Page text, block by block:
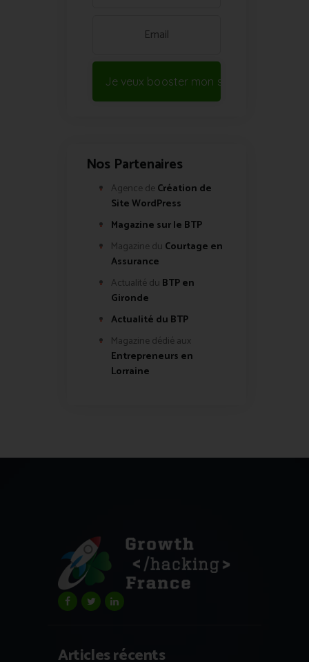
Je veux booster mon site !
Nos Partenaires
Agence de Création de
Site WordPress
Magazine sur le BTP
Magazine du Courtage en
Assurance
Actualité du BTP en
Gironde
Actualité du BTP
Magazine dédié aux
Entrepreneurs en
Lorraine
Articles récents